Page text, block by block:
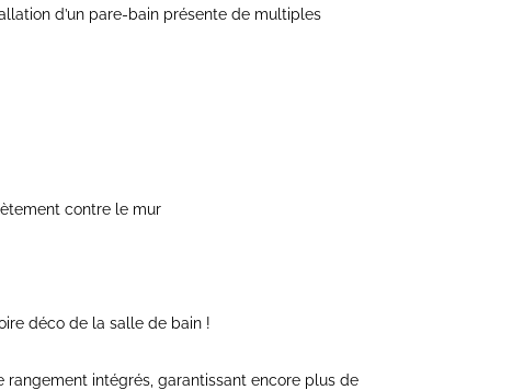
d’un pare-bain présente de multiples
contre le mur
déco de la salle de bain !
intégrés, garantissant encore plus de